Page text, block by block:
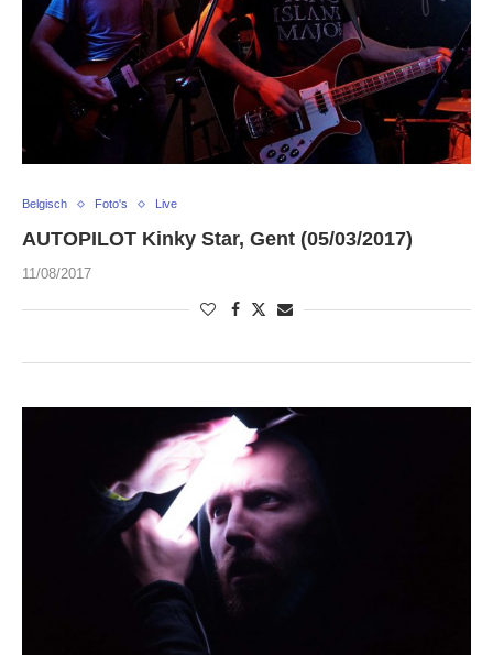
Belgisch Foto's Live
AUTOPILOT Kinky Star, Gent (05/03/2017)
11/08/2017